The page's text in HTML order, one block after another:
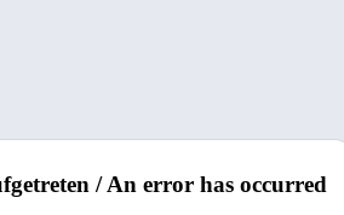
/ An error has occurred